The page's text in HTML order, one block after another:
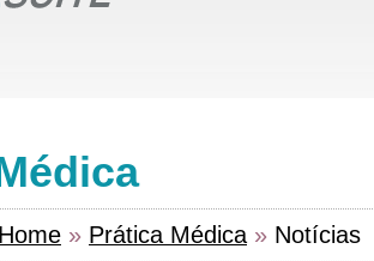
Home » Prática Médica » Notícias